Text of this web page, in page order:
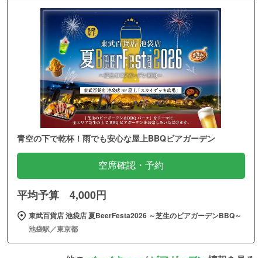
青空の下で乾杯！雨でも安心な屋上BBQビアガーデン
空席確認・予約
平均予算 4,000円
東武百貨店 池袋店 夏BeerFesta2026 ～芝生のビアガーデンBBQ～
池袋駅／東京都